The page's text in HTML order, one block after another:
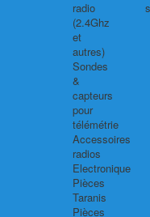
radio
(2.4Ghz
et
autres)
Sondes
&
capteurs
pour
télémétrie
Accessoires
radios
Electronique
Pièces
Taranis
Pièces